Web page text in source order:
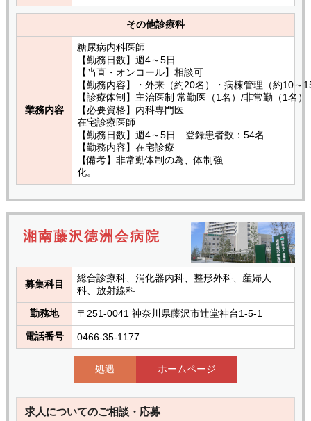
その他診療科
業務内容
糖尿病内科医師
【勤務日数】週4～5日
【当直・オンコール】相談可
【勤務内容】・外来（約20名）・病棟管理（約10
【診療体制】主治医制 常勤医（1名）/非常勤（1名）
【必要資格】内科専門医
在宅診療医師
【勤務日数】週4～5日 登録患者数：54名
【勤務内容】在宅診療
【備考】非常勤体制の為、体制強
湘南藤沢徳洲会病院
募集科目
総合診療科、消化器内科、整形外科、産婦人
科、放射線科
勤務地 〒251-0041 神奈川県藤沢市辻堂神台1-5-1
電話番号 0466-35-1177
処遇 ホームページ
求人についてのご相談・応募